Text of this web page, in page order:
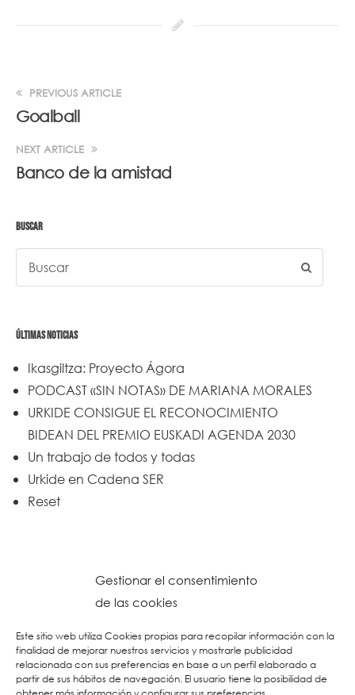
Gestionar el consentimiento
de las cookies
Este sitio web utiliza Cookies propias para recopilar información con la
finalidad de mejorar nuestros servicios y mostrarle publicidad
relacionada con sus preferencias en base a un perfil elaborado a
partir de sus hábitos de navegación. El usuario tiene la posibilidad de
PREVIOUS ARTICLE
Goalball
NEXT ARTICLE
Banco de la amistad
BUSCAR
ÚLTIMAS NOTICIAS
Ikasgiltza: Proyecto Ágora
PODCAST «SIN NOTAS» DE MARIANA MORALES
URKIDE CONSIGUE EL RECONOCIMIENTO
BIDEAN DEL PREMIO EUSKADI AGENDA 2030
Un trabajo de todos y todas
Urkide en Cadena SER
Reset